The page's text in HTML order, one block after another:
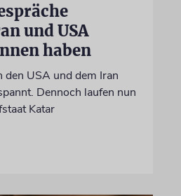
und USA
haben
den USA und dem Iran
Dennoch laufen nun
Katar